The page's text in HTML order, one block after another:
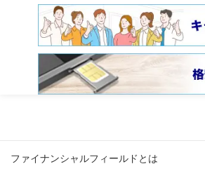
ファイナンシャルフィールドとは